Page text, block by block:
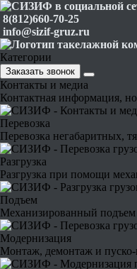
8(812)660-70-25
info@sizif-gruz.ru
Категории
Заказать звонок
Контакты и медиа
Контактная информация,
Перевозка
Перевозка негабаритных,
Разгрузка
Разгрузка при помощи
Подъем
Механизированный
Модернизация
Монтаж, демонтаж и пуско-